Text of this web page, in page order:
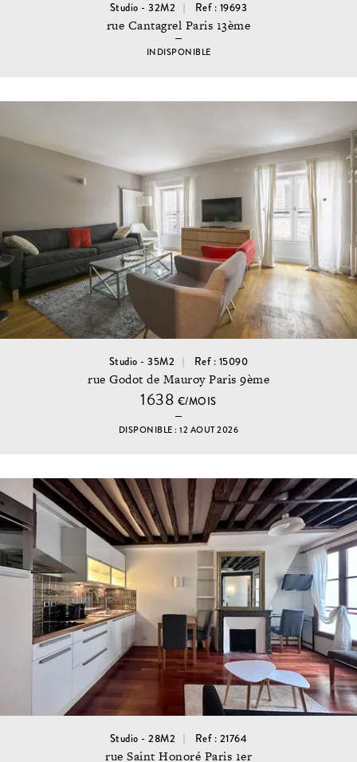
Studio - 32M2 Ref : 19693
rue Cantagrel Paris 13ème
INDISPONIBLE
Studio - 35M2 Ref : 15090
rue Godot de Mauroy Paris 9ème
1638 €/MOIS
DISPONIBLE : 12 AOUT 2026
Studio - 28M2 Ref : 21764
rue Saint Honoré Paris 1er